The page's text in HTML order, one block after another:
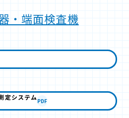
・端面検査機
定システム PDF